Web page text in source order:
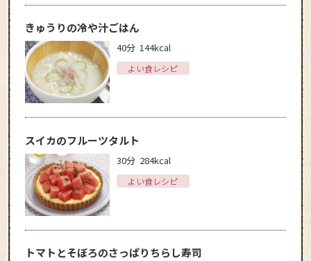
きゅうりの冷や汁ごはん
40分 144kcal
よい食レシピ
スイカのフルーツタルト
30分 284kcal
よい食レシピ
トマトとそぼろのさっぱりちらし寿司